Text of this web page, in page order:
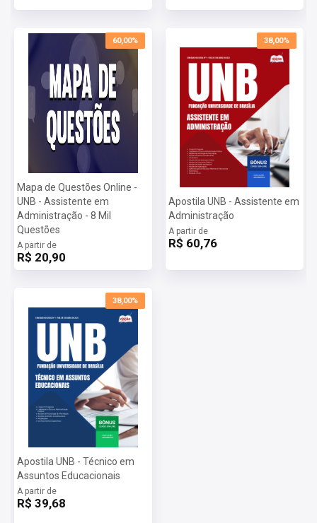
60,00%
Mapa de Questões Online -
UNB - Assistente em
Administração - 8 Mil
Questões
A partir de
R$ 20,90
38,00%
Apostila UNB - Assistente em
Administração
A partir de
R$ 60,76
38,00%
Apostila UNB - Técnico em
Assuntos Educacionais
A partir de
R$ 39,68